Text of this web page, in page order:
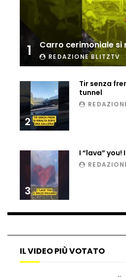
1 Carro cerimoniale
REDAZIONE BLITZTV
2
Tir senza
tunnel
3
I “lava”
IL VIDEO PIÙ VOTATO